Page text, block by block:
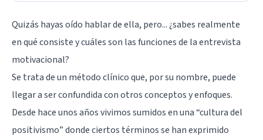
Quizás hayas oído hablar de ella, pero... ¿sabes realmente
en qué consiste y cuáles son las funciones de la entrevista
motivacional?
Se trata de un método clínico que, por su nombre, puede
llegar a ser confundida con otros conceptos y enfoques.
Desde hace unos años vivimos sumidos en una “cultura del
positivismo” donde ciertos términos se han exprimido